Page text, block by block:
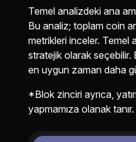
Temel analizdeki ana
Bu analiz; toplam coin
metrikleri inceler. Temel
stratejik olarak seçebilir.
en uygun zaman daha
*Blok zinciri ayrıca,
yapmamıza olanak tanır.